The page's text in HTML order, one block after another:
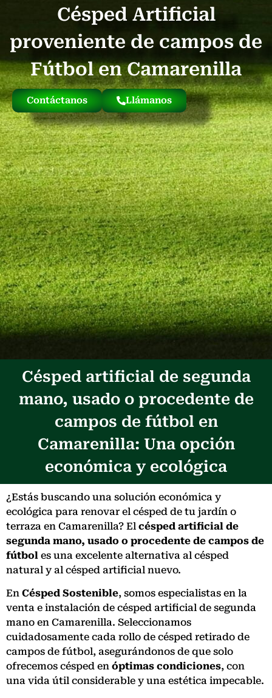
Césped Artificial
proveniente de campos de
Fútbol en Camarenilla
Contáctanos Llámanos
Césped artificial de segunda
mano, usado o procedente de
campos de fútbol en
Camarenilla: Una opción
económica y ecológica
¿Estás buscando una solución económica y
ecológica para renovar el césped de tu jardín o
terraza en Camarenilla? El césped artificial de
segunda mano, usado o procedente de campos de
fútbol es una excelente alternativa al césped
natural y al césped artificial nuevo.
En Césped Sostenible, somos especialistas en la
venta e instalación de césped artificial de segunda
mano en Camarenilla. Seleccionamos
cuidadosamente cada rollo de césped retirado de
campos de fútbol, asegurándonos de que solo
ofrecemos césped en óptimas condiciones, con
una vida útil considerable y una estética impecable.